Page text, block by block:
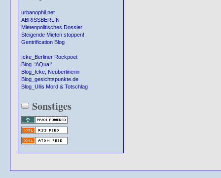
urbanophil.net
ABRISSBERLIN
Mietenpolitisches Dossier
Steigende Mieten stoppen!
Gentrification Blog
Icke_Berliner Rockpoet
Blog_'AQua!'
Blog_Icke, Neuberlinerin
Blog_gesichtspunkte.de
Blog_Ullis Mord & Totschlag
Sonstiges